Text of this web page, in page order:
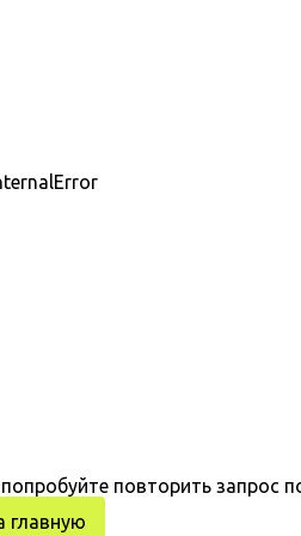
повторить запрос
главную